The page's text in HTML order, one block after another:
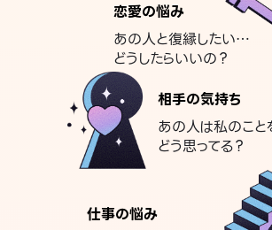
恋愛の悩み
あの人と復縁したい…
どうしたらいいの？
相手の気持ち
あの人は私のこと
どう思ってる？
仕事の悩み